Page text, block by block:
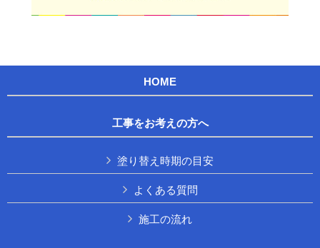
HOME
工事をお考えの方へ
塗り替え時期の目安
よくある質問
施工の流れ